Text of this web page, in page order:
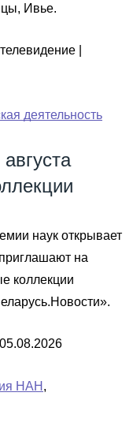
Ивье.
|
деятельность
наук открывает
на
коллекции
05.08.2026
НАН ,